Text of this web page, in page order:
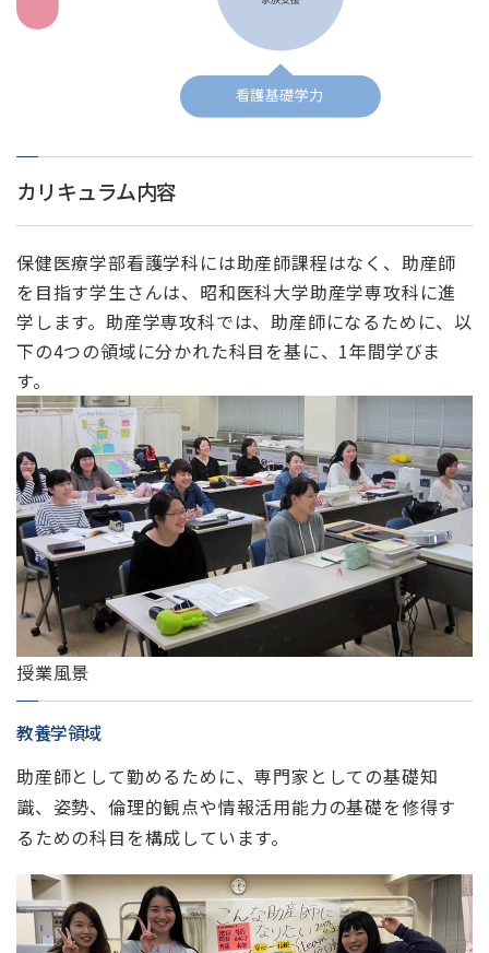
カリキュラム内容
保健医療学部看護学科には助産師課程はなく、助産師
を目指す学生さんは、昭和医科大学助産学専攻科に進
学します。助産学専攻科では、助産師になるために、以
下の4つの領域に分かれた科目を基に、1年間学びま
す。
教養学領域
助産師として勤めるために、専門家としての基礎知
識、姿勢、倫理的観点や情報活用能力の基礎を修得す
るための科目を構成しています。
授業風景